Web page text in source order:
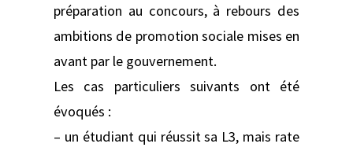
préparation au concours, à rebours des
ambitions de promotion sociale mises en
avant par le gouvernement.
Les cas particuliers suivants ont été
évoqués :
– un étudiant qui réussit sa L3, mais rate